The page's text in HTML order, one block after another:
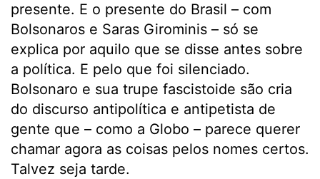
presente. E o presente do Brasil – com
Bolsonaros e Saras Girominis – só se
explica por aquilo que se disse antes sobre
a política. E pelo que foi silenciado.
Bolsonaro e sua trupe fascistoide são cria
do discurso antipolítica e antipetista de
gente que – como a Globo – parece querer
chamar agora as coisas pelos nomes certos.
Talvez seja tarde.